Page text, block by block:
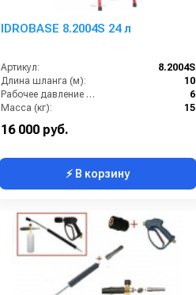
IDROBASE 8.2004S 24 л
Артикул:
8.2004S
Длина шланга (м):
10
Рабочее давление (бар):
6
Масса (кг):
15
16 000 руб.
⚡ В корзину